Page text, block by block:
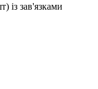
із зав'язками